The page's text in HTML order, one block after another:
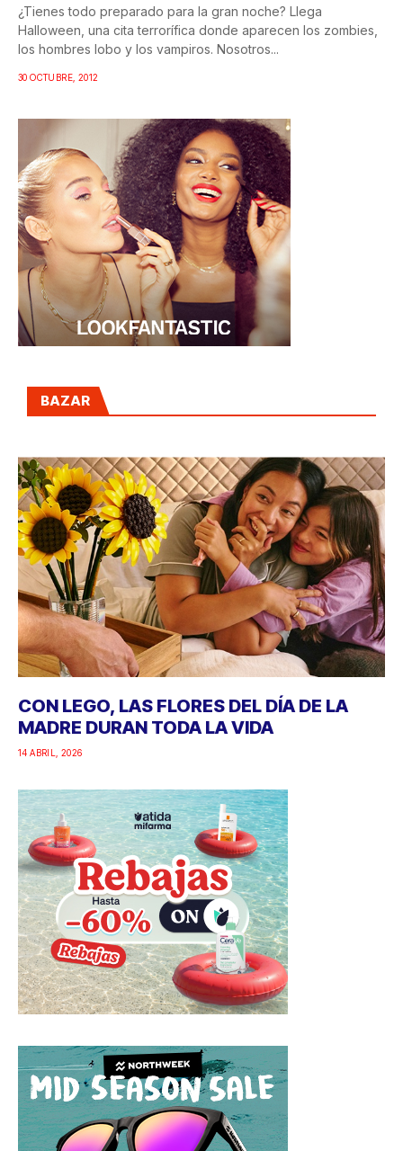
¿Tienes todo preparado para la gran noche? Llega
Halloween, una cita terrorífica donde aparecen los zombies,
los hombres lobo y los vampiros. Nosotros...
30 OCTUBRE, 2012
BAZAR
CON LEGO, LAS FLORES DEL DÍA DE LA
MADRE DURAN TODA LA VIDA
14 ABRIL, 2026